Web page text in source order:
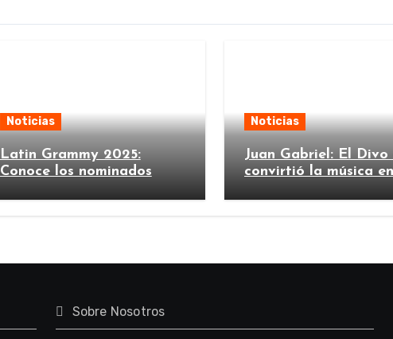
Noticias
Latin Grammy 2025:
Conoce los nominados
Noticias
Juan Gabriel: El Divo
convirtió la música
Sobre Nosotros